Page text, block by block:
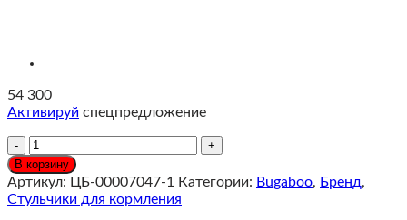
54 300
Активируй спецпредложение
Количество
Bugaboo
Giraffe
Растущий
В корзину
Артикул: ЦБ-00007047-1 Категории: Bugaboo, Бренд,
Стульчики для кормления